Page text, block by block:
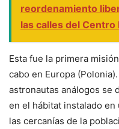
reordenamiento
las calles del Centro
Esta fue la primera
cabo en Europa
astronautas análogos se
en el hábitat instalado en
las cercanías de la